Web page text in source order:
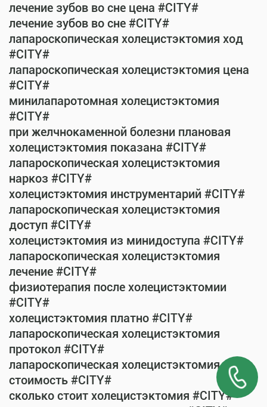
лечение зубов во сне цена #CITY#
лечение зубов во сне #CITY#
лапароскопическая холецистэктомия ход
#CITY#
лапароскопическая холецистэктомия цена
#CITY#
минилапаротомная холецистэктомия
#CITY#
при желчнокаменной болезни плановая
холецистэктомия показана #CITY#
лапароскопическая холецистэктомия
наркоз #CITY#
холецистэктомия инструментарий #CITY#
лапароскопическая холецистэктомия
доступ #CITY#
холецистэктомия из минидоступа #CITY#
лапароскопическая холецистэктомия
лечение #CITY#
физиотерапия после холецистэктомии
#CITY#
холецистэктомия платно #CITY#
лапароскопическая холецистэктомия
протокол #CITY#
лапароскопическая холецистэктомия
стоимость #CITY#
сколько стоит холецистэктомия #CITY#